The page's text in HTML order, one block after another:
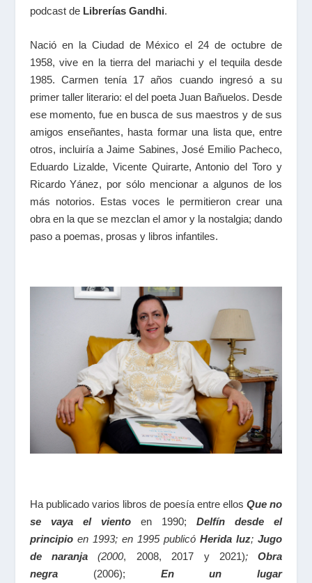
podcast de Librerías Gandhi.
Nació en la Ciudad de México el 24 de octubre de
1958, vive en la tierra del mariachi y el tequila desde
1985. Carmen tenía 17 años cuando ingresó a su
primer taller literario: el del poeta Juan Bañuelos. Desde
ese momento, fue en busca de sus maestros y de sus
amigos enseñantes, hasta formar una lista que, entre
otros, incluiría a Jaime Sabines, José Emilio Pacheco,
Eduardo Lizalde, Vicente Quirarte, Antonio del Toro y
Ricardo Yánez, por sólo mencionar a algunos de los
más notorios. Estas voces le permitieron crear una
obra en la que se mezclan el amor y la nostalgia; dando
paso a poemas, prosas y libros infantiles.
Ha publicado varios libros de poesía entre ellosQue no
se vaya el vientoen 1990;Delfín desde el
principioen 1993; en 1995 publicóHerida luz;Jugo
de naranja(2000, 2008, 2017 y 2021);Obra
negra(2006); En un lugar